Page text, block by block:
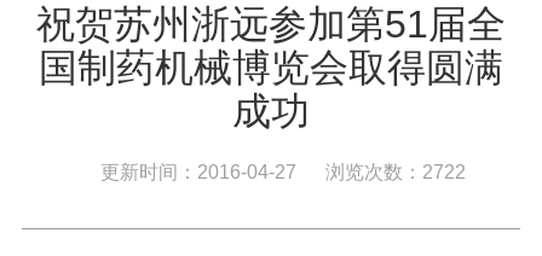
祝贺苏州浙远参加第51届全
国制药机械博览会取得圆满
成功
更新时间：2016-04-27 浏览次数：2722